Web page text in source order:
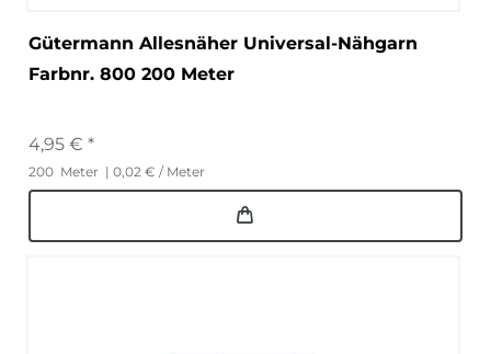
Gütermann Allesnäher Universal-Nähgarn
Farbnr. 800 200 Meter
4,95 € *
200 Meter | 0,02 € / Meter